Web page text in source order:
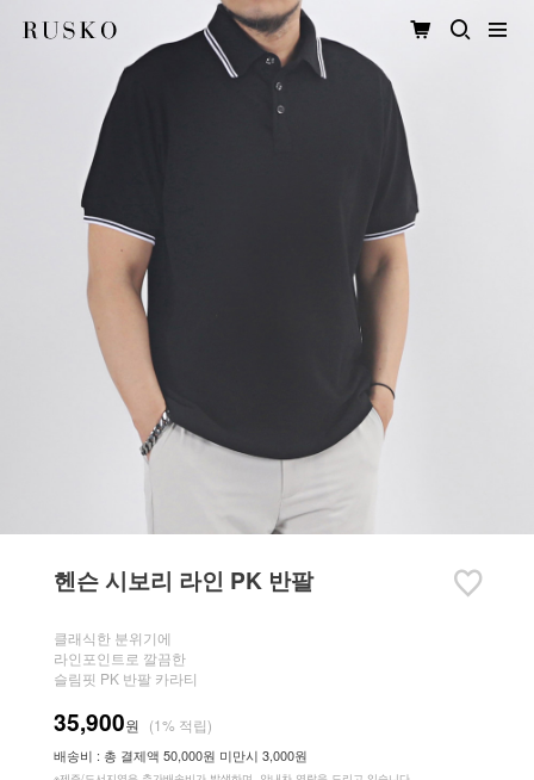
헨슨 시보리 라인 PK 반팔
클래식한 분위기에
라인포인트로 깔끔한
슬림핏 PK 반팔 카라티
35,900원 (1% 적립)
배송비 : 총 결제액 50,000원 미만시 3,000원